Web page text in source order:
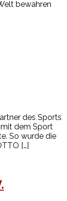
bewahren
des Sports
dem Sport
So wurde die
[…]